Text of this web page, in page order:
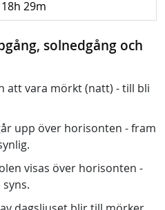
18h 29m
solnedgång och
att vara mörkt (natt) - till bli
upp över horisonten - fram
visas över horisonten -